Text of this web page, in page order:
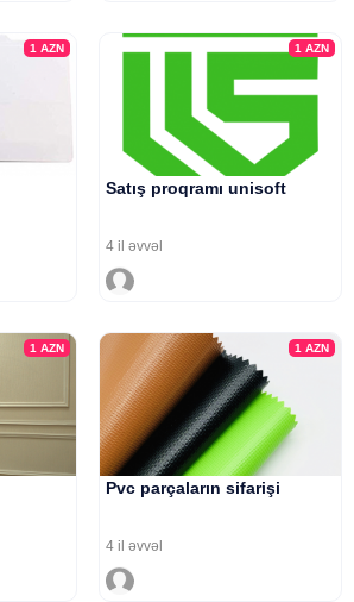
1AZN 1 AZN
Satış proqramı unisoft
4 il əvvəl
1AZN 1 AZN
Pvc parçaların sifarişi
4 il əvvəl